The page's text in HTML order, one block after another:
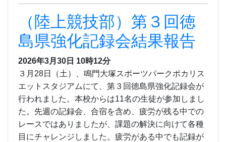
（陸上競技部）第３回徳
島県強化記録会結果報告
2026年3月30日 10時12分
３月28日（土）、鳴門大塚スポーツパークポカリス
エットスタジアムにて、第３回徳島県強化記録会が
行われました。本校からは11名の生徒が参加しまし
た。先週の記録会、合宿を含め、疲労が残る中での
レースではありましたが、課題の解決に向けて各種
目にチャレンジしました。疲労がある中でも記録が